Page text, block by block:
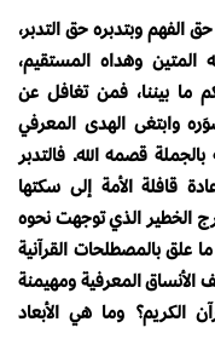
الفهم وبتدبره حق التدبر،
المتين وهداه المستقيم،
ما بيننا، فمن تغافل عن
وابتغى الهدى المعرفي
قصمه الله. فالتدبر
قافلة الأمة إلى سكتها
الخطير الذي توجهت نحوه
علق بالمصطلحات القرآنية
المعرفية ومهيمنة
الكريم؟ وما هي الأبعاد